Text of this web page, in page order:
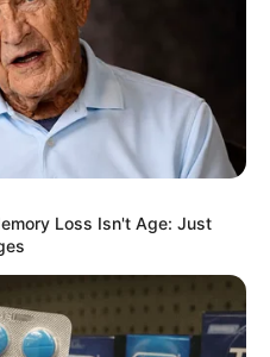
en
Loss Isn't Age: Just